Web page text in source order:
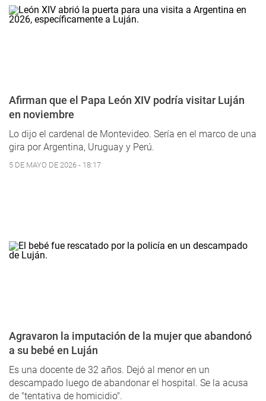
Afirman que el Papa León XIV podría visitar Luján
en noviembre
Lo dijo el cardenal de Montevideo. Sería en el marco de una
gira por Argentina, Uruguay y Perú.
5 DE MAYO DE 2026 - 18:17
Agravaron la imputación de la mujer que abandonó
a su bebé en Luján
Es una docente de 32 años. Dejó al menor en un
descampado luego de abandonar el hospital. Se la acusa
de "tentativa de homicidio".